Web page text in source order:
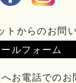
トからのお問
ールフォーム
お電話でのお